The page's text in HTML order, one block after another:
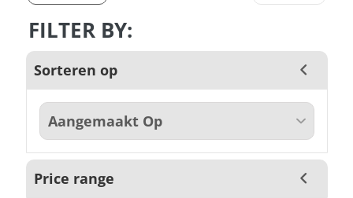
FILTER BY:
Sorteren op
Price range